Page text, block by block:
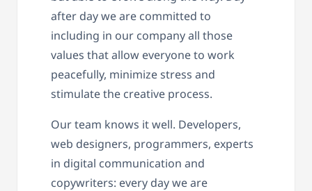
after day we are committed to
including in our company all those
values that allow everyone to work
peacefully, minimize stress and
stimulate the creative process.
Our team knows it well. Developers,
web designers, programmers, experts
in digital communication and
copywriters: every day we are